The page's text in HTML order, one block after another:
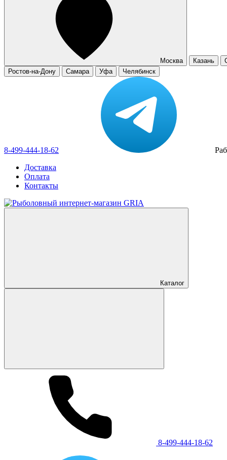
Москва Казань
Ростов-на-Дону
Самара Уфа Челябинск
8-499-444-18-62
Доставка
Оплата
Контакты
Каталог
8-499-444-18-62